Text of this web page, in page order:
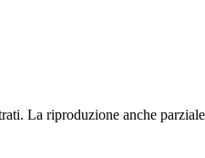
La riproduzione anche